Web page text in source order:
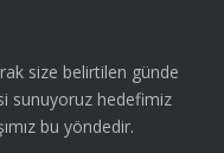
size belirtilen günde
sunuyoruz hedefimiz
bu yöndedir.